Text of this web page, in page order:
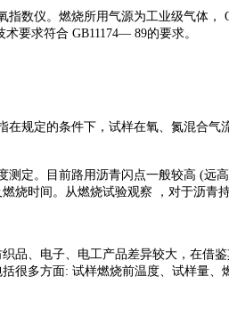
指数仪。燃烧所用气源为工业级气体，
要求符合 GB11174— 89的要求。
在规定的条件下，试样在氧、氮混合
测定。目前路用沥青闪点一般较高 (远
烧时间。从燃烧试验观察 ，对于沥青
品、电子、电工产品差异较大，在借
很多方面: 试样燃烧前温度、试样量